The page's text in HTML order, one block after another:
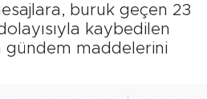
buruk geçen 23
kaybedilen
gündem maddelerini